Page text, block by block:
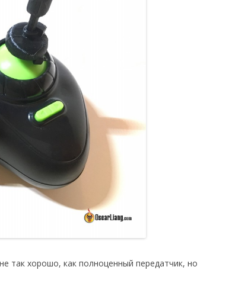
так хорошо, как полноценный передатчик, но